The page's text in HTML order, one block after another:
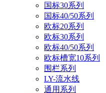
国标30系列
国标40/50系列
欧标20系列
欧标30系列
欧标40/50系列
欧标槽宽10系列
围栏系列
LY-流水线
通用系列